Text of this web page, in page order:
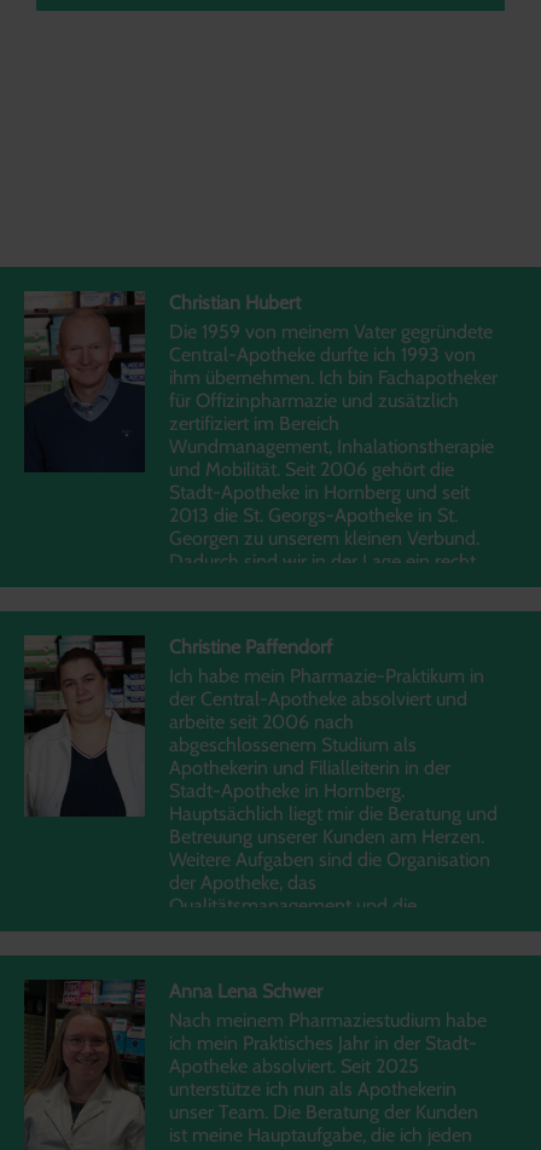
Christian Hubert
Die 1959 von meinem Vater gegründete
Central-Apotheke durfte ich 1993 von
ihm übernehmen. Ich bin Fachapotheker
für Offizinpharmazie und zusätzlich
zertifiziert im Bereich
Wundmanagement, Inhalationstherapie
und Mobilität. Seit 2006 gehört die
Stadt-Apotheke in Hornberg und seit
2013 die St. Georgs-Apotheke in St.
Georgen zu unserem kleinen Verbund.
Dadurch sind wir in der Lage ein recht
großes Gebiet mit Arzneimitteln zu
versorgen. Schwerpunkt meiner Arbeit
Kunden, die ich an allen Standorten
wahrnehme.
Christine Paffendorf
Ich habe mein Pharmazie-Praktikum in
der Central-Apotheke absolviert und
arbeite seit 2006 nach
abgeschlossenem Studium als
Apothekerin und Filialleiterin in der
Stadt-Apotheke in Hornberg.
Hauptsächlich liegt mir die Beratung und
Betreuung unserer Kunden am Herzen.
Weitere Aufgaben sind die Organisation
der Apotheke, das
Qualitätsmanagement und die
Notdienste.
Anna Lena Schwer
Nach meinem Pharmaziestudium habe
ich mein Praktisches Jahr in der Stadt-
Apotheke absolviert. Seit 2025
unterstütze ich nun als Apothekerin
unser Team. Die Beratung der Kunden
ist meine Hauptaufgabe, die ich jeden